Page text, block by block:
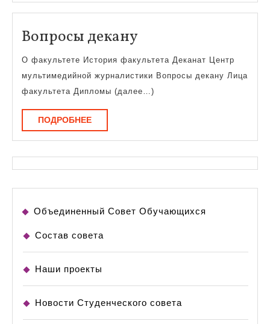
Вопросы декануВопросы
декану
О факультете История факультета Деканат Центр
мультимедийной журналистики Вопросы декану Лица
факультета Дипломы (далее…)
ПОДРОБНЕЕПОДРОБНЕЕ
Объединенный Совет Обучающихся
Состав совета
Наши проекты
Новости Студенческого совета